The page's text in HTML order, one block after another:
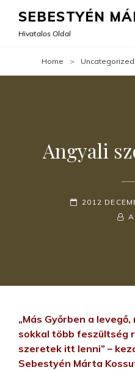
SEBESTYÉN
Hivatalos Oldal
Home > Uncategorized
Angyali
POSTED-
2012
BY
„Más Győrben a
sokkal több feszültség
szeretek itt lenni” –
Sebestyén Márta